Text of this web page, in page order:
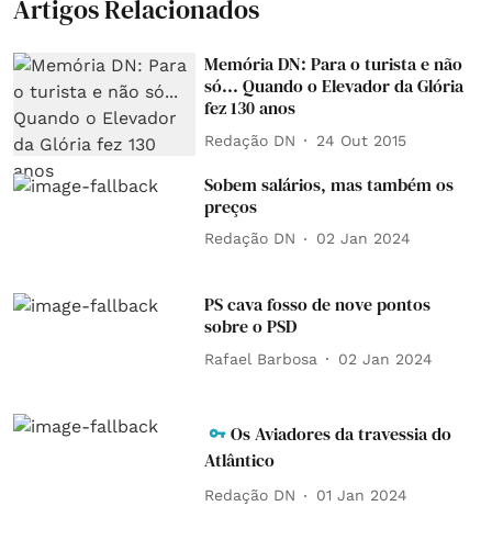
Artigos Relacionados
Memória DN: Para o turista e não
só... Quando o Elevador da Glória
fez 130 anos
Redação DN 24 Out 2015
Sobem salários, mas também os
preços
Redação DN 02 Jan 2024
PS cava fosso de nove pontos
sobre o PSD
Rafael Barbosa 02 Jan 2024
Os Aviadores da travessia do
Atlântico
Redação DN 01 Jan 2024